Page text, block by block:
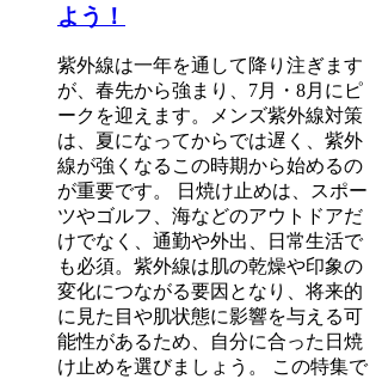
よう！
紫外線は一年を通して降り注ぎます
が、春先から強まり、7月・8月にピ
ークを迎えます。メンズ紫外線対策
は、夏になってからでは遅く、紫外
線が強くなるこの時期から始めるの
が重要です。 日焼け止めは、スポー
ツやゴルフ、海などのアウトドアだ
けでなく、通勤や外出、日常生活で
も必須。紫外線は肌の乾燥や印象の
変化につながる要因となり、将来的
に見た目や肌状態に影響を与える可
能性があるため、自分に合った日焼
け止めを選びましょう。 この特集で